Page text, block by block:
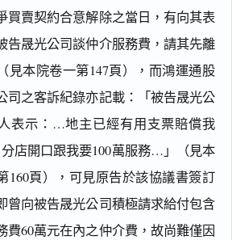
買賣契約合意解除之當日，有向其表
告晟光公司談仲介服務費，請其先離
見本院卷一第147頁），而鴻運通股
司之客訴紀錄亦記載：「被告晟光公
表示：…地主已經有用支票賠償我
分店開口跟我要100萬服務…」（見本
160頁），可見原告於該協議書簽訂
曾向被告晟光公司積極請求給付包含
費60萬元在內之仲介費，故尚難僅因